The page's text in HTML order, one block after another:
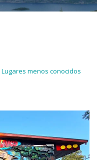
Lugares menos conocidos